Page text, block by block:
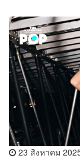
23 สิงหาคม